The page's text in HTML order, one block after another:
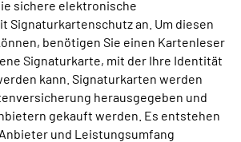
sichere elektronische
Signaturkartenschutz an. Um diesen
benötigen Sie einen Kartenleser
Signaturkarte, mit der Ihre Identität
kann. Signaturkarten werden
herausgegeben und
gekauft werden. Es entstehen
und Leistungsumfang